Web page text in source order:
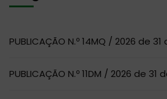
PUBLICAÇÃO N.º 14MQ / 2026 de
PUBLICAÇÃO N.º 11DM / 2026 de